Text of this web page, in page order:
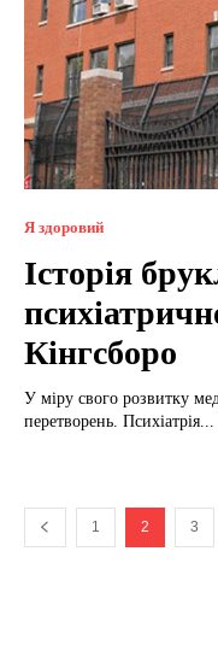
Я здоровий
Історія
Кінгсборо
У міру свого розвитку
перетворень. Психіатрія...
1 2 3